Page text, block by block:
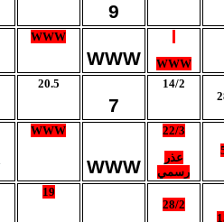
9
WWW
WWW WWW
20.5
7
14/2
WWW
WWW
22/3
عذر
رسمي
19
28/2